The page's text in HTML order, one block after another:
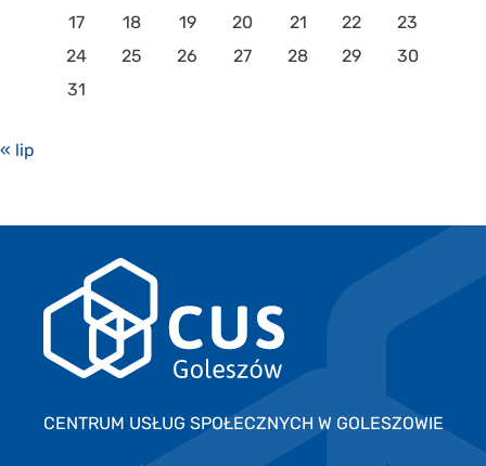
17
18 19 20 21 22
23
24
25 26 27 28 29
30
31
« lip
CENTRUM USŁUG SPOŁECZNYCH W GOLESZOWIE